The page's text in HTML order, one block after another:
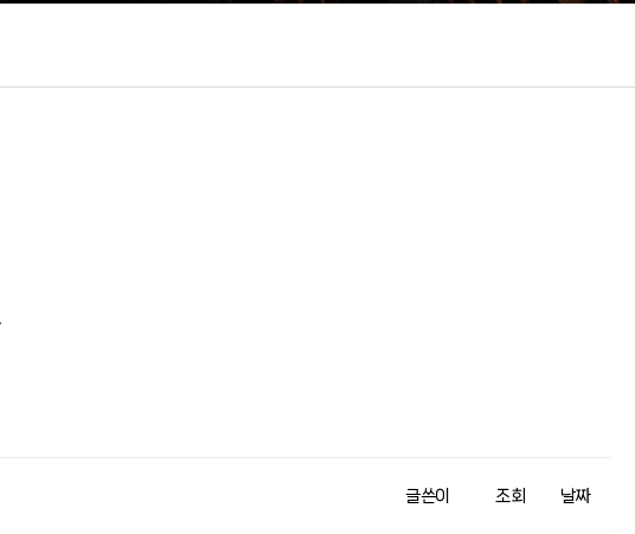
글쓴이 조회 날짜